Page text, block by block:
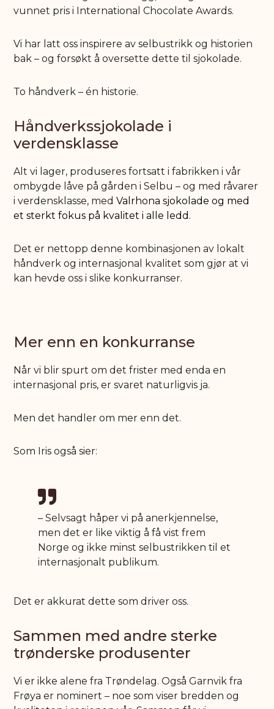
vunnet pris i International Chocolate Awards.
Vi har latt oss inspirere av selbustrikk og historien
bak – og forsøkt å oversette dette til sjokolade.
To håndverk – én historie.
Håndverkssjokolade i
verdensklasse
Alt vi lager, produseres fortsatt i fabrikken i vår
ombygde låve på gården i Selbu – og med råvarer
i verdensklasse, med Valrhona sjokolade og med
et sterkt fokus på kvalitet i alle ledd.
Det er nettopp denne kombinasjonen av lokalt
håndverk og internasjonal kvalitet som gjør at vi
kan hevde oss i slike konkurranser.
Mer enn en konkurranse
Når vi blir spurt om det frister med enda en
internasjonal pris, er svaret naturligvis ja.
Men det handler om mer enn det.
Som Iris også sier:
– Selvsagt håper vi på anerkjennelse,
men det er like viktig å få vist frem
Norge og ikke minst selbustrikken til et
internasjonalt publikum.
Det er akkurat dette som driver oss.
Sammen med andre sterke
trønderske produsenter
Vi er ikke alene fra Trøndelag. Også Garnvik fra
Frøya er nominert – noe som viser bredden og